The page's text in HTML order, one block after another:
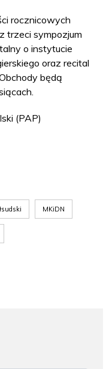
rocznicowych
trzeci sympozjum
o instytucie
oraz recital
będą
(PAP)
MKiDN